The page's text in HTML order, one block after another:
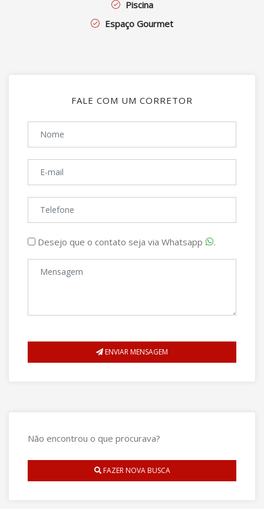
Piscina
Espaço Gourmet
FALE COM UM CORRETOR
Desejo que o contato seja via Whatsapp .
ENVIAR MENSAGEM
Não encontrou o que procurava?
FAZER NOVA BUSCA